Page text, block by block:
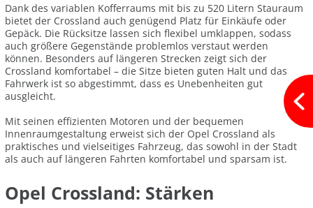
Dank des variablen Kofferraums mit bis zu 520 Litern Stauraum
bietet der Crossland auch genügend Platz für Einkäufe oder
Gepäck. Die Rücksitze lassen sich flexibel umklappen, sodass
auch größere Gegenstände problemlos verstaut werden
können. Besonders auf längeren Strecken zeigt sich der
Crossland komfortabel – die Sitze bieten guten Halt und das
Fahrwerk ist so abgestimmt, dass es Unebenheiten gut
ausgleicht.
Mit seinen effizienten Motoren und der bequemen
Innenraumgestaltung erweist sich der Opel Crossland als
praktisches und vielseitiges Fahrzeug, das sowohl in der Stadt
als auch auf längeren Fahrten komfortabel und sparsam ist.
Opel Crossland: Stärken